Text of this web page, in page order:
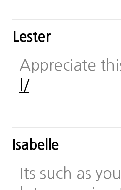
Lester
Appreciate
l/
Isabelle
Its such as